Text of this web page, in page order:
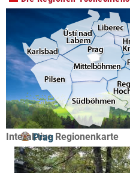
Interaktive Regionenkarte
Prag